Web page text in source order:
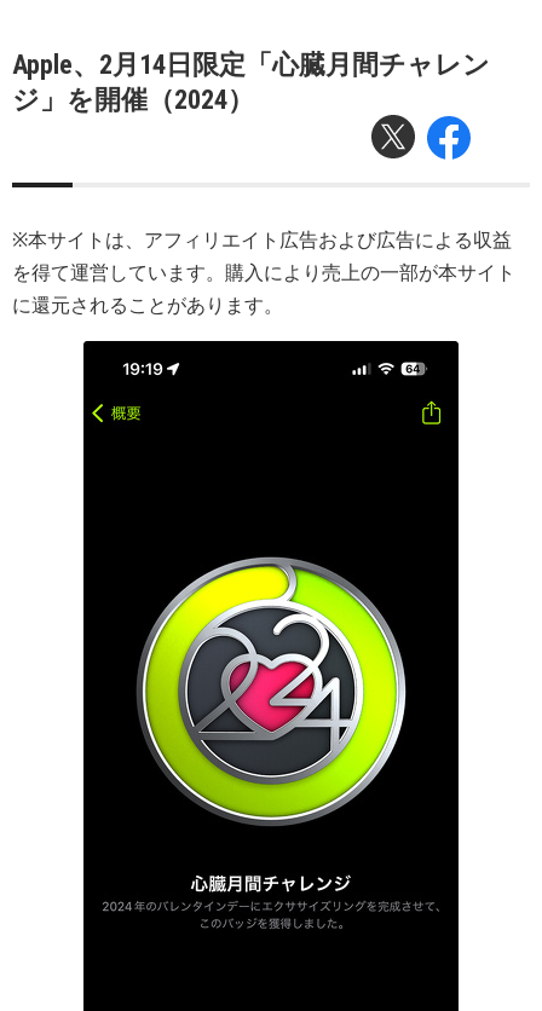
Apple、2月14日限定「心臓月間チャレン
ジ」を開催（2024）
※本サイトは、アフィリエイト広告および広告による収益
を得て運営しています。購入により売上の一部が本サイト
に還元されることがあります。